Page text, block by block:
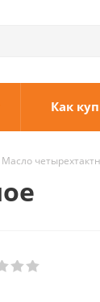
Как
Масло